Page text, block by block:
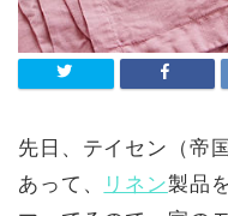
先日、テイセン（帝
あって、
リネン製品